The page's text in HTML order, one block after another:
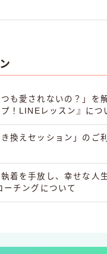
つも愛されないの？」を
プ！LINEレッスン』につ
き換えセッション」のご
着を手放し、幸せな人
ーチングについて